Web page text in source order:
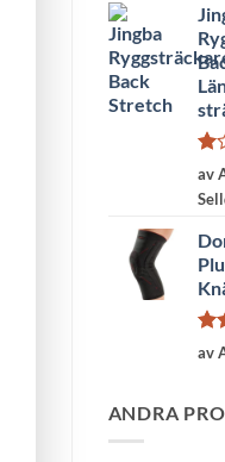
av
av
av
ANDRA